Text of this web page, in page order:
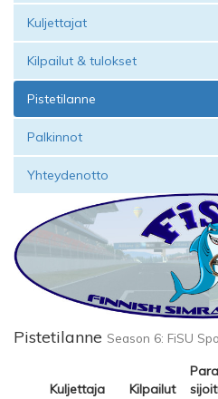
Kuljettajat
Kilpailut & tulokset
Pistetilanne
Palkinnot
Yhteydenotto
Pistetilanne Season 6: FiSU
Kuljettaja Kilpailut